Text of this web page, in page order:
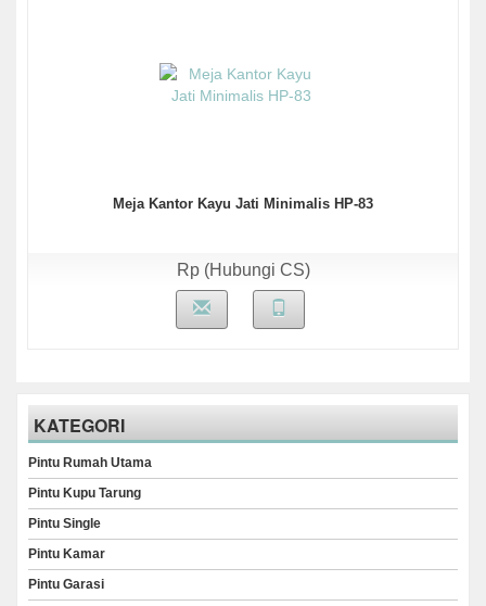
Meja Kantor Kayu Jati Minimalis HP-83
Rp (Hubungi CS)
KATEGORI
Pintu Rumah Utama
Pintu Kupu Tarung
Pintu Single
Pintu Kamar
Pintu Garasi